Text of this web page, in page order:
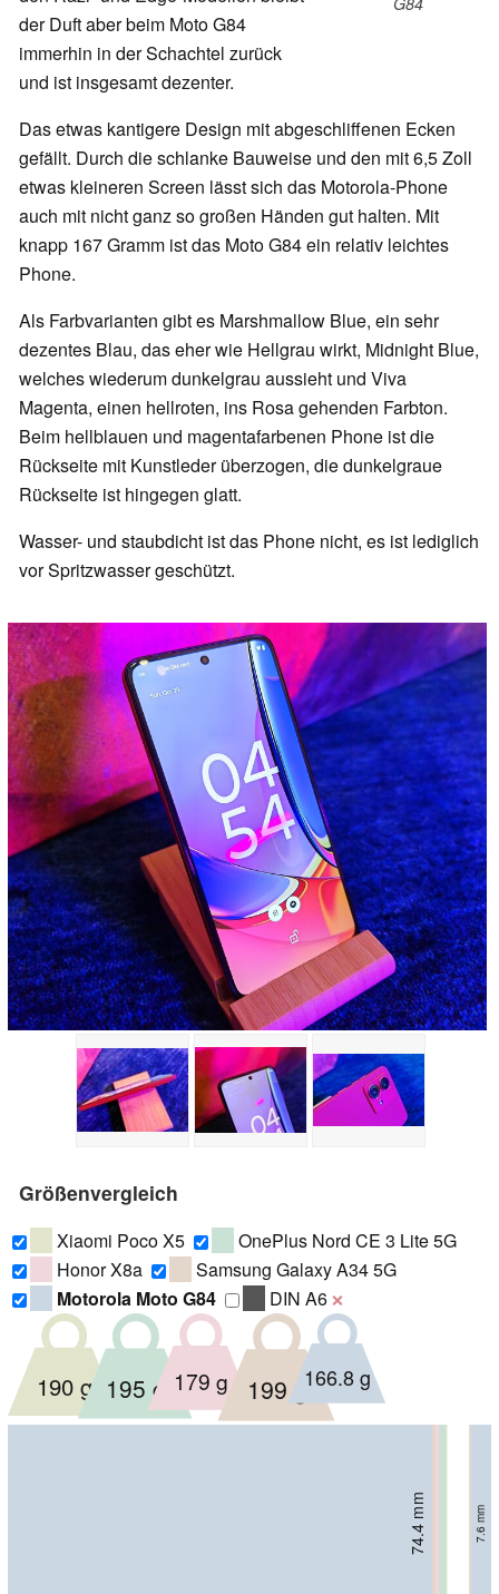
der Duft aber beim Moto G84
immerhin in der Schachtel zurück
und ist insgesamt dezenter.
Das etwas kantigere Design mit abgeschliffenen Ecken
gefällt. Durch die schlanke Bauweise und den mit 6,5 Zoll
etwas kleineren Screen lässt sich das Motorola-Phone
auch mit nicht ganz so großen Händen gut halten. Mit
knapp 167 Gramm ist das Moto G84 ein relativ leichtes
Phone.
Als Farbvarianten gibt es Marshmallow Blue, ein sehr
dezentes Blau, das eher wie Hellgrau wirkt, Midnight Blue,
welches wiederum dunkelgrau aussieht und Viva
Magenta, einen hellroten, ins Rosa gehenden Farbton.
Beim hellblauen und magentafarbenen Phone ist die
Rückseite mit Kunstleder überzogen, die dunkelgraue
Rückseite ist hingegen glatt.
Wasser- und staubdicht ist das Phone nicht, es ist lediglich
vor Spritzwasser geschützt.
Größenvergleich
Xiaomi Poco X5
OnePlus Nord CE 3 Lite 5G
Honor X8a
Samsung Galaxy A34 5G
Motorola Moto G84
DIN A6 ❌
76.21 mm 7.98 mm
190 g
76 mm 8.3 mm
195 g
74.5 mm 7.5 mm
179 g
78.1 mm 8.2 mm
199 g
74.4 mm 7.6 mm
166.8 g